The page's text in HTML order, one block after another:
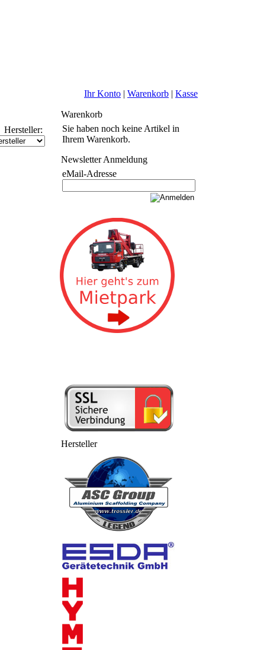
Ihr Konto | Warenkorb | Kasse
Hersteller:
Warenkorb
Sie haben noch keine Artikel in
Ihrem Warenkorb.
Newsletter Anmeldung
eMail-Adresse
Hersteller